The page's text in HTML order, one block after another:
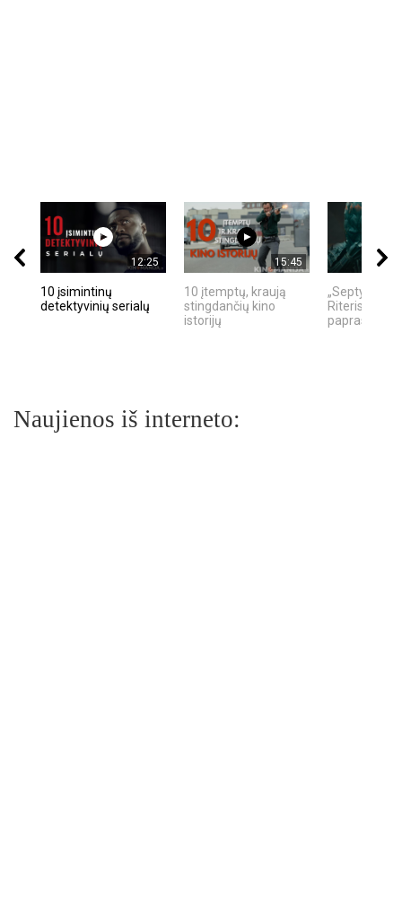
12:25
10 įsimintinų
detektyvinių serialų
15:45
10 įtemptų, kraują
stingdančių kino
istorijų
„Septynių
Riteris" – kai
Naujienos iš interneto: